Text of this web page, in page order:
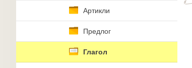
Артикли
Предлог
Глагол